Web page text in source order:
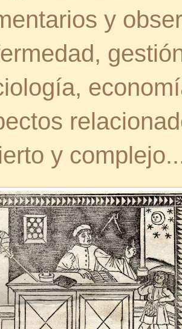
y
y